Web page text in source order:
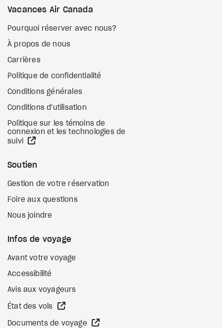
Vacances Air Canada
Pourquoi réserver avec nous?
À propos de nous
Carrières
Politique de confidentialité
Conditions générales
Conditions d'utilisation
Politique sur les témoins de
connexion et les technologies de
suivi
Soutien
Gestion de votre réservation
Foire aux questions
Nous joindre
Infos de voyage
Avant votre voyage
Accessibilité
Avis aux voyageurs
État des vols
Documents de voyage